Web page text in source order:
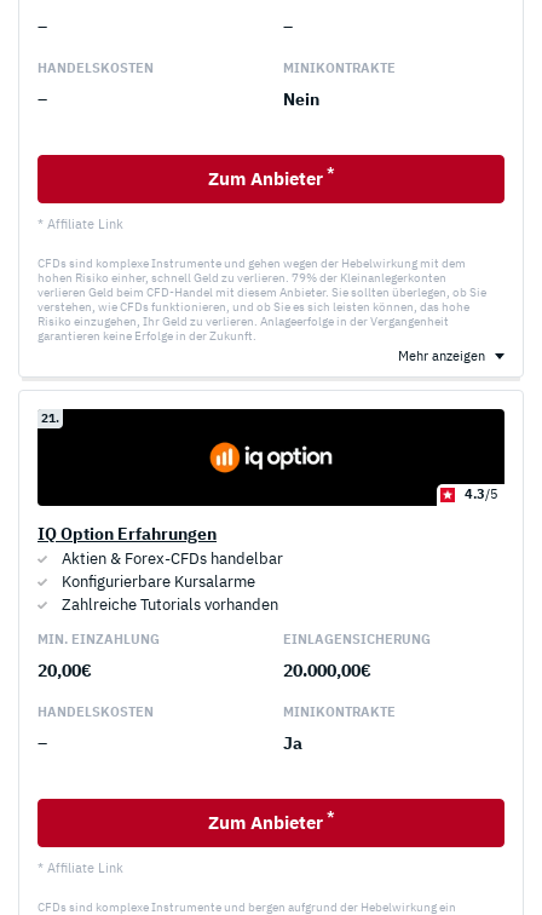
– –
HANDELS­KOSTEN
–
MINI­KONTRAKTE
Nein
Zum Anbieter *
* Affiliate Link
CFDs sind komplexe Instrumente und gehen wegen der Hebelwirkung mit dem
hohen Risiko einher, schnell Geld zu verlieren. 79% der Kleinanlegerkonten
verlieren Geld beim CFD-Handel mit diesem Anbieter. Sie sollten überlegen, ob Sie
verstehen, wie CFDs funktionieren, und ob Sie es sich leisten können, das hohe
Risiko einzugehen, Ihr Geld zu verlieren. Anlageerfolge in der Vergangenheit
garantieren keine Erfolge in der Zukunft.
Mehr anzeigen
21.
4.3/5
IQ Option Erfahrungen
Aktien & Forex-CFDs handelbar
Konfigurierbare Kursalarme
Zahlreiche Tutorials vorhanden
MIN. EINZAHLUNG
20,00€
EINLAGEN­SICHERUNG
20.000,00€
HANDELS­KOSTEN
–
MINI­KONTRAKTE
Ja
Zum Anbieter *
* Affiliate Link
CFDs sind komplexe Instrumente und bergen aufgrund der Hebelwirkung ein